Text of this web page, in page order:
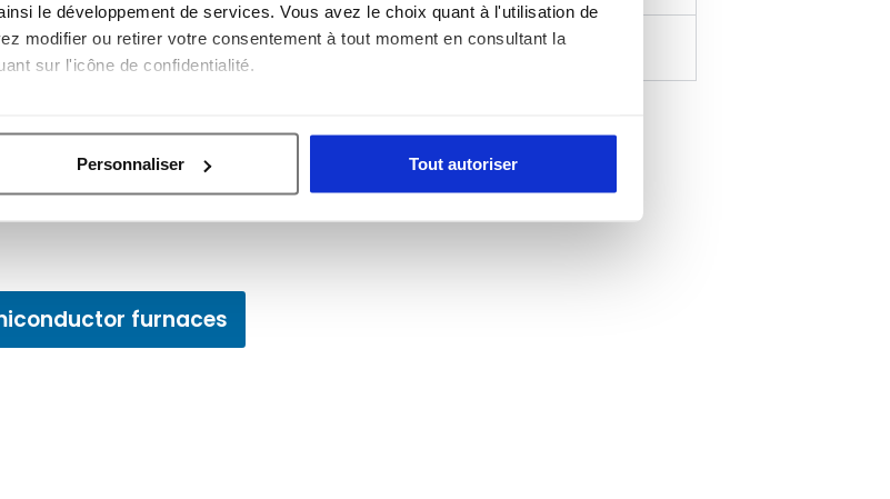
le développement de services. Vous avez le choix quant à l'utilisation de
modifier ou retirer votre consentement à tout moment en consultant la
sur l'icône de confidentialité.
activement pour en relever les caractéristiques spécifiques (empreintes
le contenu et les annonces, d'offrir des fonctionnalités relatives aux médias
Personnaliser Tout autoriser
(> 450°C)
Related furnaces
furnaces